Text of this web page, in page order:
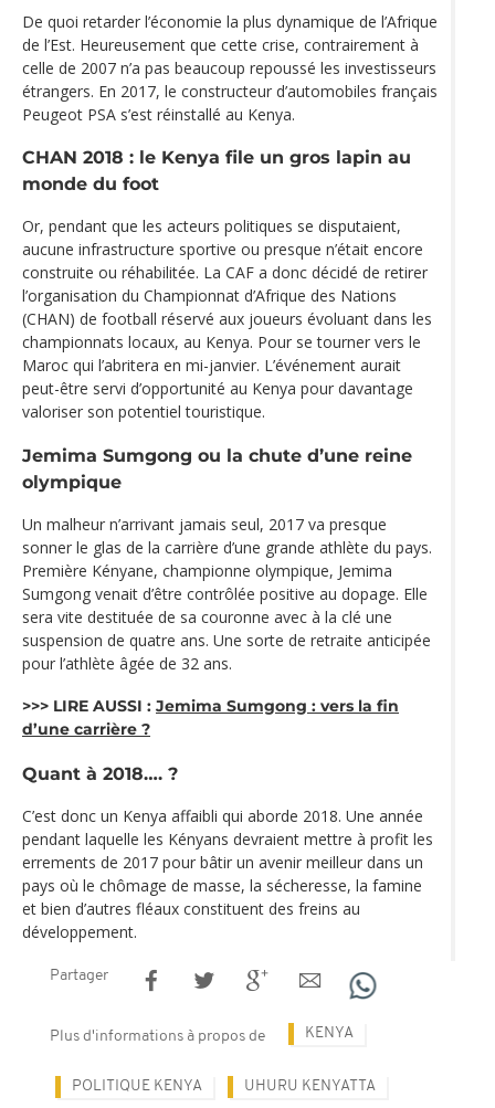
De quoi retarder l’économie la plus dynamique de l’Afrique
de l’Est. Heureusement que cette crise, contrairement à
celle de 2007 n’a pas beaucoup repoussé les investisseurs
étrangers. En 2017, le constructeur d’automobiles français
Peugeot PSA s’est réinstallé au Kenya.
CHAN 2018 : le Kenya file un gros lapin au
monde du foot
Or, pendant que les acteurs politiques se disputaient,
aucune infrastructure sportive ou presque n’était encore
construite ou réhabilitée. La CAF a donc décidé de retirer
l’organisation du Championnat d’Afrique des Nations
(CHAN) de football réservé aux joueurs évoluant dans les
championnats locaux, au Kenya. Pour se tourner vers le
Maroc qui l’abritera en mi-janvier. L’événement aurait
peut-être servi d’opportunité au Kenya pour davantage
valoriser son potentiel touristique.
Jemima Sumgong ou la chute d’une reine
olympique
Un malheur n’arrivant jamais seul, 2017 va presque
sonner le glas de la carrière d’une grande athlète du pays.
Première Kényane, championne olympique, Jemima
Sumgong venait d’être contrôlée positive au dopage. Elle
sera vite destituée de sa couronne avec à la clé une
suspension de quatre ans. Une sorte de retraite anticipée
pour l’athlète âgée de 32 ans.
>>> LIRE AUSSI : Jemima Sumgong : vers la fin
d’une carrière ?
Quant à 2018…. ?
C’est donc un Kenya affaibli qui aborde 2018. Une année
pendant laquelle les Kényans devraient mettre à profit les
errements de 2017 pour bâtir un avenir meilleur dans un
pays où le chômage de masse, la sécheresse, la famine
et bien d’autres fléaux constituent des freins au
développement.
Partager
Plus d'informations à propos de KENYA
POLITIQUE KENYA UHURU KENYATTA